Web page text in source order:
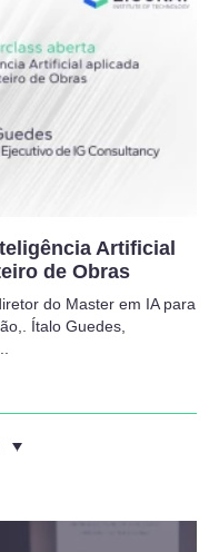
Artificial
de Obras
do Master em IA para
Ítalo Guedes,